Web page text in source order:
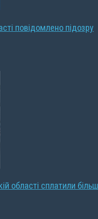
повідомлено підозру
області сплатили